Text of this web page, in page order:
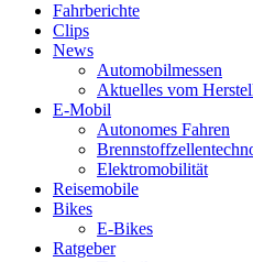
Fahrberichte
Clips
News
Automobilmessen
Aktuelles vom
E-Mobil
Autonomes Fahren
Elektromobilität
Reisemobile
Bikes
E-Bikes
Ratgeber